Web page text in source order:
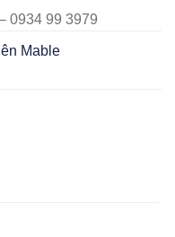
0934 99 3979
Mable